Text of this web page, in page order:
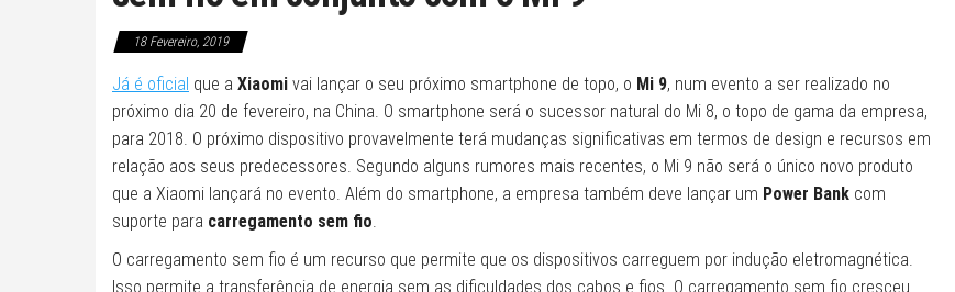
18 Fevereiro, 2019
Já é oficial que a Xiaomi vai lançar o seu próximo smartphone de topo, o Mi 9, num evento a ser realizado no
próximo dia 20 de fevereiro, na China. O smartphone será o sucessor natural do Mi 8, o topo de gama da empresa,
para 2018. O próximo dispositivo provavelmente terá mudanças significativas em termos de design e recursos em
relação aos seus predecessores. Segundo alguns rumores mais recentes, o Mi 9 não será o único novo produto
que a Xiaomi lançará no evento. Além do smartphone, a empresa também deve lançar um Power Bank com
suporte para carregamento sem fio.
O carregamento sem fio é um recurso que permite que os dispositivos carreguem por indução eletromagnética.
Isso permite a transferência de energia sem as dificuldades dos cabos e fios. O carregamento sem fio cresceu